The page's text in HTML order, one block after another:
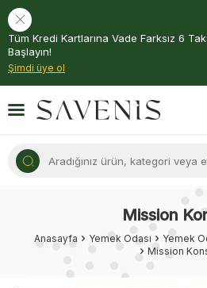
Tüm Kredi Kartlarına Vade Farksız 6
Başlayın!
Şimdi üye ol
Mission
Anasayfa Yemek Odası Yemek
Mission